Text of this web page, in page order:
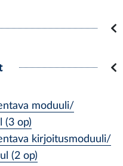
moduuli/
(3 op)
kirjoitusmoduuli/
(2 op)